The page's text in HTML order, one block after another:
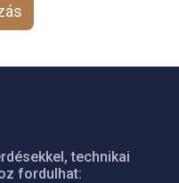
technikai
fordulhat: